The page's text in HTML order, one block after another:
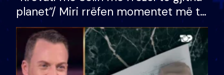
planet”/ Miri rrëfen momentet më të
bukura në shtëpinë e BB VIP: Do më
mungojë zilja e mëngjesit kur…